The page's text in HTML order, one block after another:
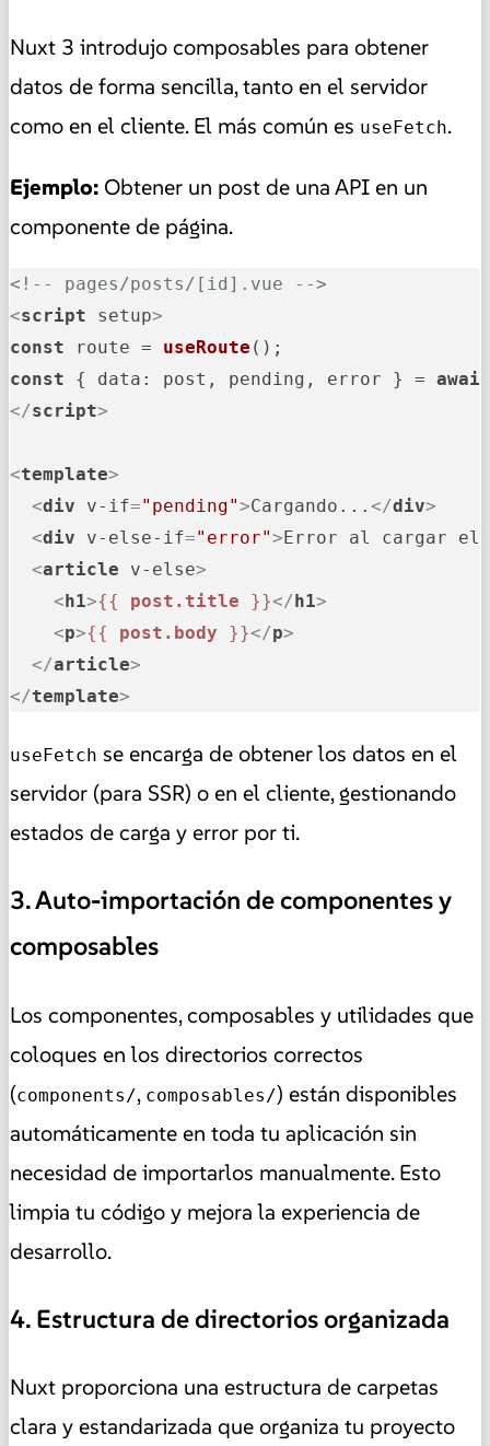
Nuxt 3 introdujo composables para obtener
datos de forma sencilla, tanto en el servidor
como en el cliente. El más común es useFetch.
Ejemplo: Obtener un post de una API en un
componente de página.
<!-- pages/posts/[id].vue -->
<script setup>
const route = useRoute
const { data : post, pending, error } = await
</script>
<template>
<div v-if="pending">Cargando... </div>
<div v-else-if="error">Error al cargar el
<article v-else>
<h1>{{ post.title }}</h1>
<p>{{ post.body }}</p>
</article>
</template>
useFetch se encarga de obtener los datos en el
servidor (para SSR) o en el cliente, gestionando
estados de carga y error por ti.
3. Auto-importación de componentes y
composables
Los componentes, composables y utilidades que
coloques en los directorios correctos
(components/, composables/) están disponibles
automáticamente en toda tu aplicación sin
necesidad de importarlos manualmente. Esto
limpia tu código y mejora la experiencia de
desarrollo.
4. Estructura de directorios organizada
Nuxt proporciona una estructura de carpetas
clara y estandarizada que organiza tu proyecto